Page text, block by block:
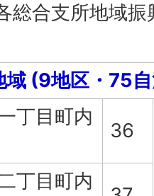
総合支所地域
域 (9地区・75
丁目町内
36
丁目町内